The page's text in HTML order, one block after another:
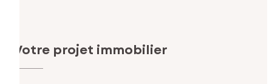
Votre projet immobilier